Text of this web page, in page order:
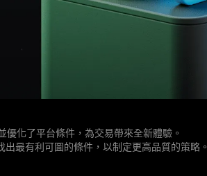
優化了平台條件，為交易帶來全新體驗。
出最有利可圖的條件，以制定更高品質的策略。